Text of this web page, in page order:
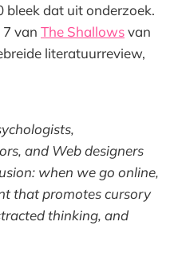
dat uit onderzoek.
van The Shallowsvan
literatuurreview,
and Web designers
when we go online,
that promotes cursory
thinking, and